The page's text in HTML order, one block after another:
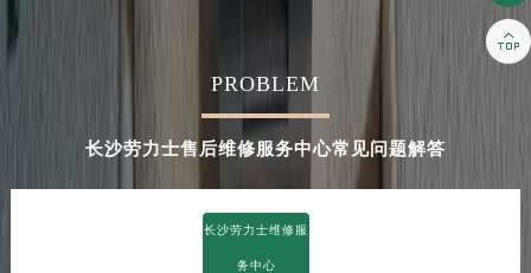
PROBLEM
长沙劳力士售后维修服务中心常见问题解答
长沙劳力士维修服
务中心
